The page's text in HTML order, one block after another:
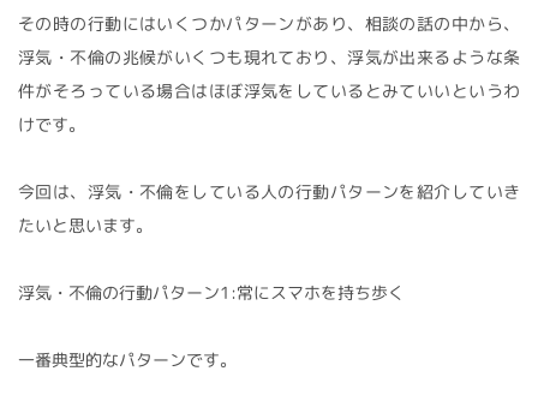
その時の行動にはいくつかパターンがあり、相談の話の中から、
浮気・不倫の兆候がいくつも現れており、浮気が出来るような条
件がそろっている場合はほぼ浮気をしているとみていいというわ
けです。
今回は、浮気・不倫をしている人の行動パターンを紹介していき
たいと思います。
浮気・不倫の行動パターン1:常にスマホを持ち歩く
一番典型的なパターンです。